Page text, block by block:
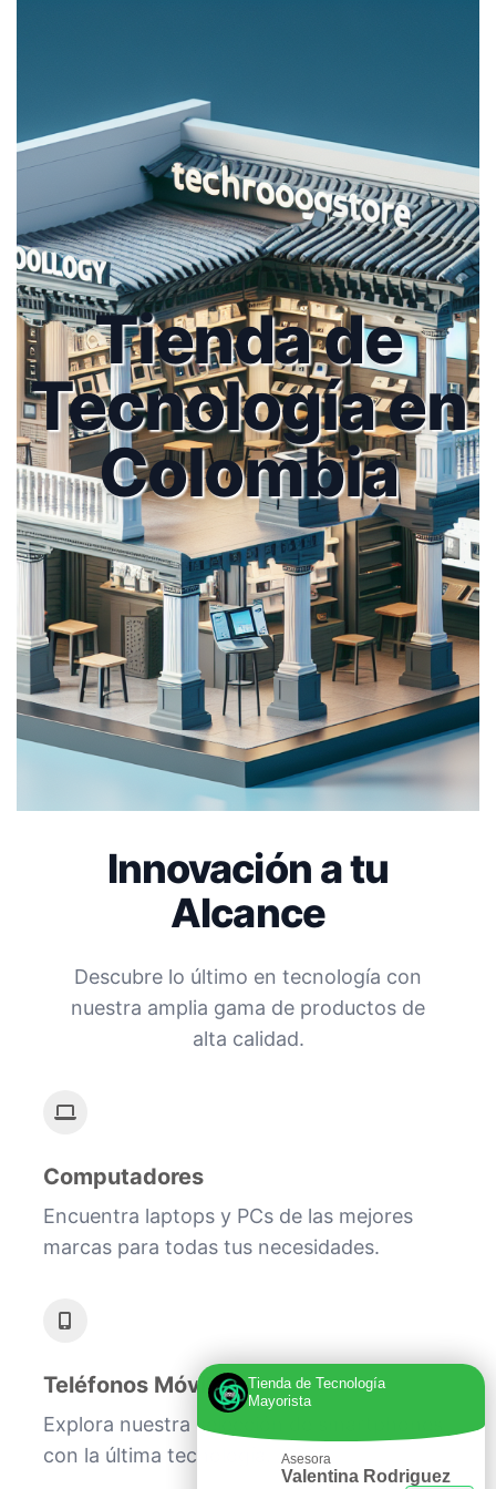
Tienda de
Tecnología en
Colombia
Innovación a tu
Alcance
Descubre lo último en tecnología con
nuestra amplia gama de productos de
alta calidad.
Computadores
Encuentra laptops y PCs de las mejores
marcas para todas tus necesidades.
Teléfonos Móviles
Explora nuestra selección de smartphones
con la última tecnología.
Tienda de Tecnología
Mayorista
Asesora
Valentina Rodriguez